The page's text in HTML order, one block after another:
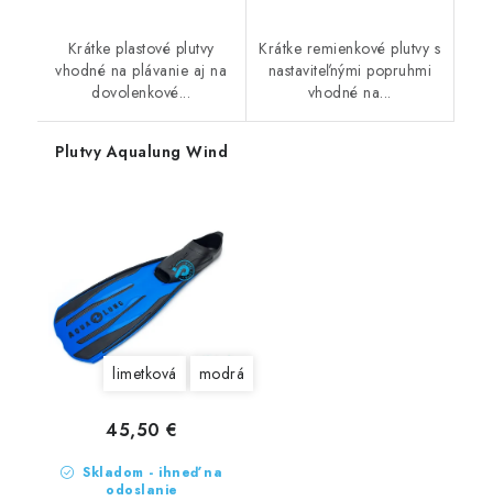
Krátke plastové plutvy
vhodné na plávanie aj na
dovolenkové...
Krátke remienkové plutvy s
nastaviteľnými popruhmi
vhodné na...
Plutvy Aqualung Wind
limetková modrá
Skladom - ihneď na
odoslanie
45,50 €